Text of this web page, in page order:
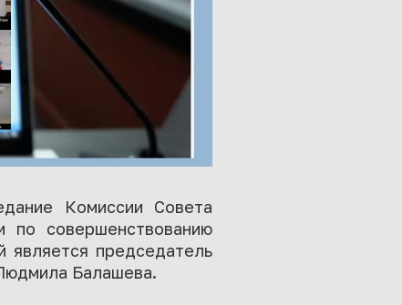
Комиссии Совета
по совершенствованию
является председатель
Балашева.